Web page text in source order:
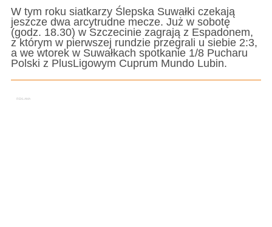
W tym roku siatkarzy Ślepska Suwałki czekają
jeszcze dwa arcytrudne mecze. Już w sobotę
(godz. 18.30) w Szczecinie zagrają z Espadonem,
z którym w pierwszej rundzie przegrali u siebie 2:3,
a we wtorek w Suwałkach spotkanie 1/8 Pucharu
Polski z PlusLigowym Cuprum Mundo Lubin.